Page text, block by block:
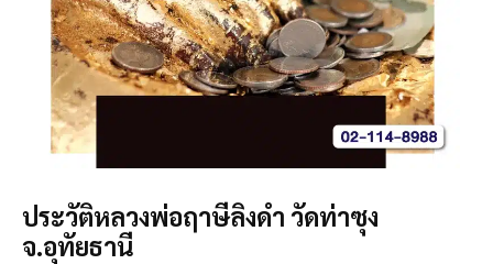
ประวัติหลวงพ่อฤาษีลิงดำ วัดท่าซุง
จ.อุทัยธานี